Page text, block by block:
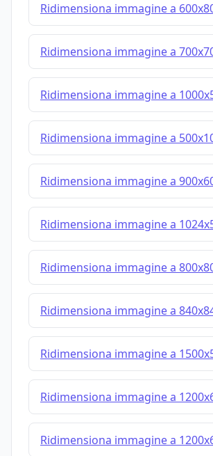
Ridimensiona immagine a
Ridimensiona immagine a
Ridimensiona immagine a
Ridimensiona immagine a
Ridimensiona immagine a
Ridimensiona immagine a
Ridimensiona immagine a
Ridimensiona immagine a
Ridimensiona immagine a
Ridimensiona immagine a
Ridimensiona immagine a